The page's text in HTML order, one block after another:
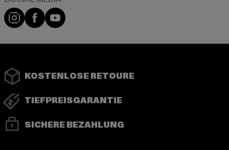
Instagram
FacebookYouTube
KOSTENLOSE RETOURE
TIEFPREISGARANTIE
SICHERE BEZAHLUNG